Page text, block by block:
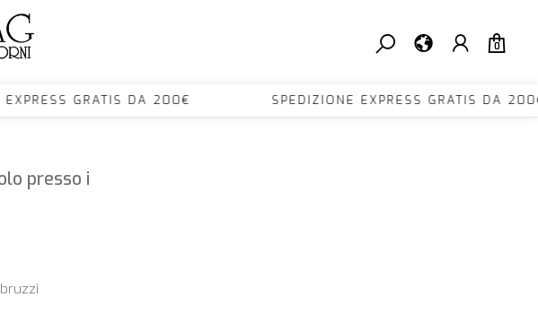
0
GRATIS DA 200€ SPEDIZIONE EXPRESS
presso i